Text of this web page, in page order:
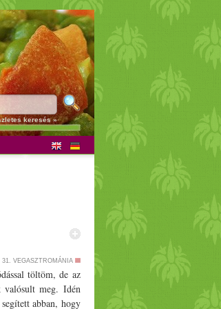
keresés »
31. VEGASZTROMÁNIA
töltöm, de az
valósult meg. Idén
abban, hogy